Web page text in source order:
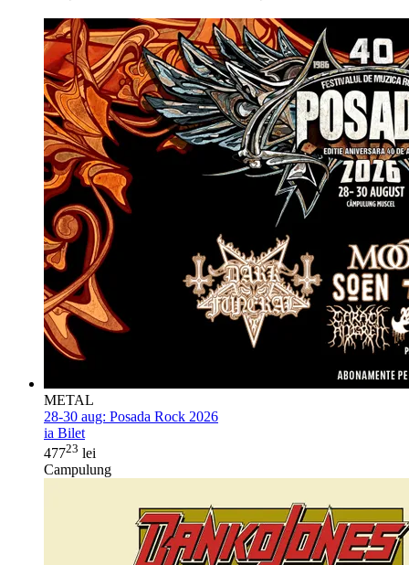
METAL
28-30 aug: Posada Rock 2026
ia Bilet
47723 lei
Campulung